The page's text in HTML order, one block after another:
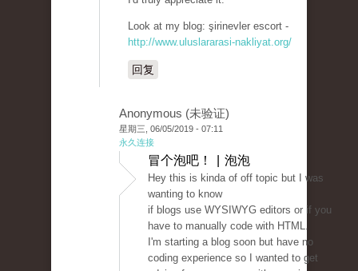
Look at my blog: şirinevler escort -
http://www.uluslararasi-nakliyat.org/
回复
Anonymous (未验证)
星期三, 06/05/2019 - 07:11
永久连接
冒个泡吧！ | 泡泡
Hey this is kinda of off topic but I was
wanting to know
if blogs use WYSIWYG editors or if you
have to manually code with HTML.
I'm starting a blog soon but have no
coding experience so I wanted to get